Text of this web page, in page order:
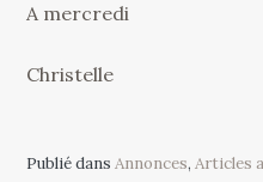
A mercredi
Christelle
Publié dansAnnonces,Articles